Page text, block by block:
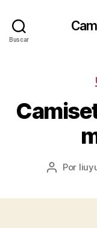
Buscar
Autor
Por